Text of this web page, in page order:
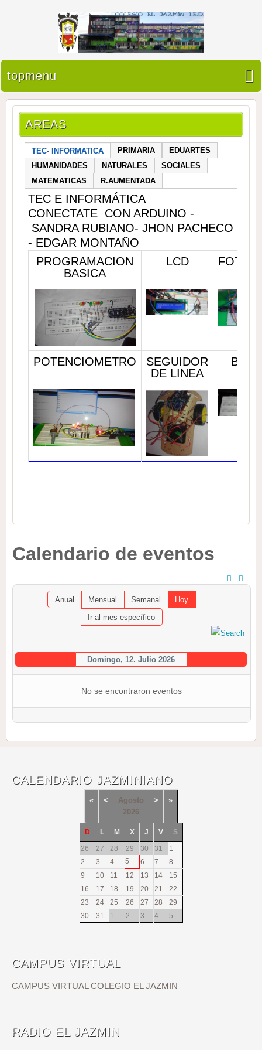
topmenu
AREAS
TEC- INFORMATICA PRIMARIA
EDUARTES
HUMANIDADES
NATURALES
SOCIALES
MATEMATICAS
R.AUMENTADA
TEC E INFORMÁTICA
CONECTATE CON ARDUINO -
SANDRA RUBIANO- JHON PACHECO
- EDGAR MONTAÑO
PROGRAMACION
BASICA
LCD
POTENCIOMETRO
SEGUIDOR
DE LINEA
Calendario de eventos
Anual Mensual Semanal
Hoy
Ir al mes específico
Domingo, 12. Julio 2026
No se encontraron eventos
CALENDARIO JAZMINIANO
« <
Agosto
2026
> »
D L M X J V
S
26
27 28 29 30 31
1
2
3 4 5 6 7
8
9
10 11 12 13 14
15
16
17 18 19 20 21
22
23
24 25 26 27 28
29
30
31 1 2 3 4 5
CAMPUS VIRTUAL
CAMPUS VIRTUAL COLEGIO EL JAZMIN
RADIO EL JAZMIN